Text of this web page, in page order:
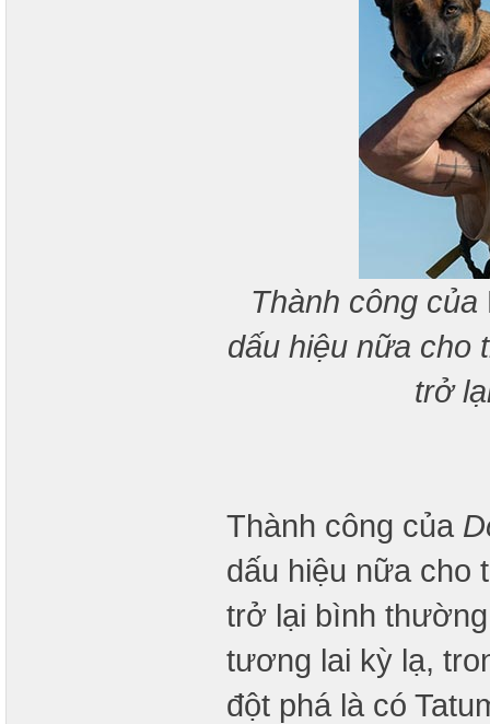
Thành công của
dấu hiệu nữa cho
trở
Thành công của
dấu hiệu nữa cho
trở lại bình
tương lai kỳ lạ,
đột phá là có